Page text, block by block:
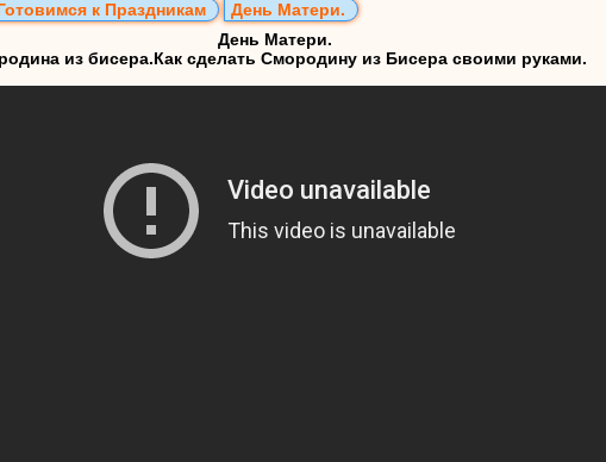
к Праздникам
День Матери.
День Матери.
из бисера.Как сделать Смородину из Бисера своими руками.